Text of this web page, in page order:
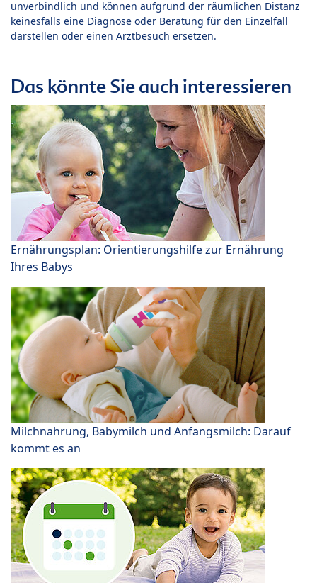
unverbindlich und können aufgrund der räumlichen Distanz
keinesfalls eine Diagnose oder Beratung für den Einzelfall
darstellen oder einen Arztbesuch ersetzen.
Das könnte Sie auch interessieren
Ernährungsplan: Orientierungshilfe zur Ernährung
Ihres Babys
Milchnahrung, Babymilch und Anfangsmilch: Darauf
kommt es an